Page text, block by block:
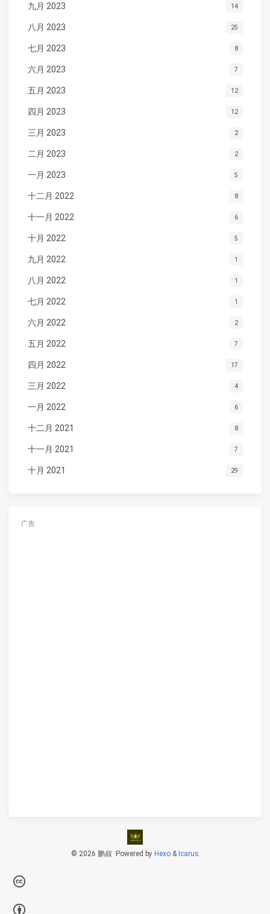
九月 2023 14
八月 2023 25
七月 2023 8
六月 2023 7
五月 2023 12
四月 2023 12
三月 2023 2
二月 2023 2
一月 2023 5
十二月 2022 8
十一月 2022 6
十月 2022 5
九月 2022 1
八月 2022 1
七月 2022 1
六月 2022 2
五月 2022 7
四月 2022 17
三月 2022 4
一月 2022 6
十二月 2021 8
十一月 2021 7
十月 2021 29
广告
© 2026 鹏叔 Powered by Hexo & Icarus